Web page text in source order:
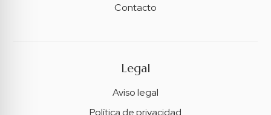
Contacto
Legal
Aviso legal
Política de privacidad